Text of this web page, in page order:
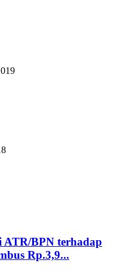
BPN terhadap
Rp.3,9...